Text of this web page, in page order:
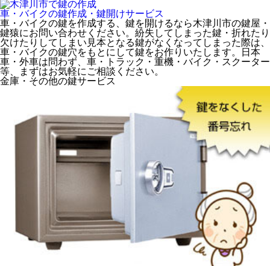
車・バイクの鍵作成・鍵開けサービス
車・バイクの鍵を作成する、鍵を開けるなら木津川市の鍵屋・
鍵猿にお問い合わせください。紛失してしまった鍵・折れたり
欠けたりしてしまい見本となる鍵がなくなってしまった際は、
車・バイクの鍵穴をもとにして鍵をお作りいたします。日本
車・外車は問わず、車・トラック・重機・バイク・スクーター
等、まずはお気軽にご相談ください。
金庫・その他の鍵サービス